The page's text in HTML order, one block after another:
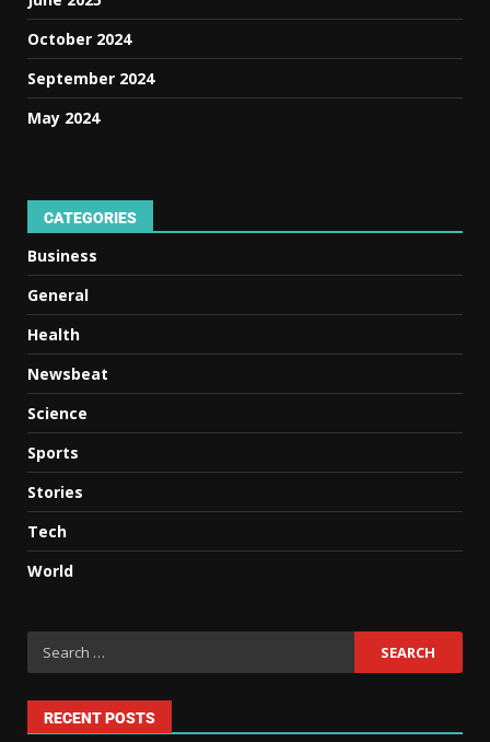
October 2024
September 2024
May 2024
CATEGORIES
Business
General
Health
Newsbeat
Science
Sports
Stories
Tech
World
RECENT POSTS